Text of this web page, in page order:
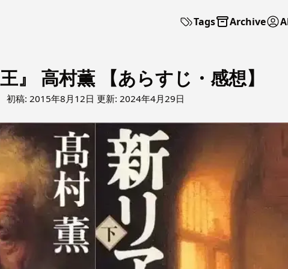
Tags Archive
』 高村薫 【あらすじ・感想】
初稿: 2015年8月12日 更新: 2024年4月29日